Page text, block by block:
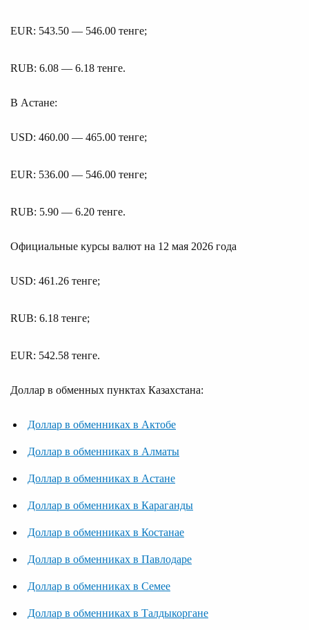
EUR: 543.50 — 546.00 тенге;
RUB: 6.08 — 6.18 тенге.
В Астане:
USD: 460.00 — 465.00 тенге;
EUR: 536.00 — 546.00 тенге;
RUB: 5.90 — 6.20 тенге.
Официальные курсы валют на 12 мая 2026 года
USD: 461.26 тенге;
RUB: 6.18 тенге;
EUR: 542.58 тенге.
Доллар в обменных пунктах Казахстана:
Доллар в обменниках в Актобе
Доллар в обменниках в Алматы
Доллар в обменниках в Астане
Доллар в обменниках в Караганды
Доллар в обменниках в Костанае
Доллар в обменниках в Павлодаре
Доллар в обменниках в Семее
Доллар в обменниках в Талдыкоргане